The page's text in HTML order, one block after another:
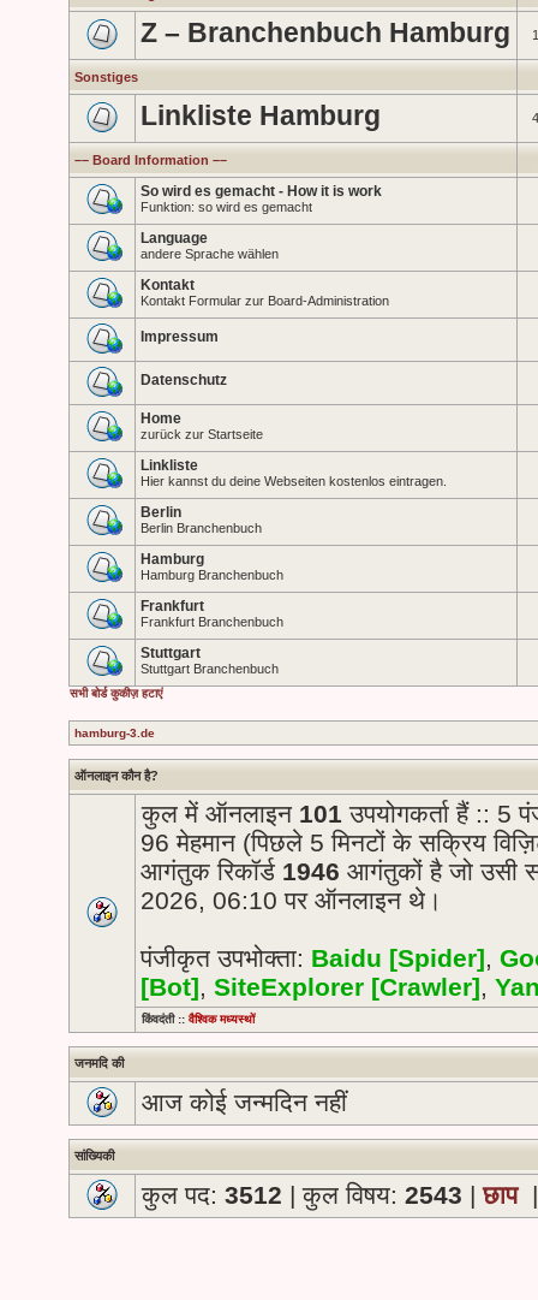
Z – Branchenbuch Hamburg
Sonstiges
Linkliste Hamburg
–– Board Information ––
So wird es gemacht - How it is work
Funktion: so wird es gemacht
Language
andere Sprache wählen
Kontakt
Kontakt Formular zur Board-Administration
Impressum
Datenschutz
Home
zurück zur Startseite
Linkliste
Hier kannst du deine Webseiten kostenlos eintragen.
Berlin
Berlin Branchenbuch
Hamburg
Hamburg Branchenbuch
Frankfurt
Frankfurt Branchenbuch
Stuttgart
Stuttgart Branchenbuch
सभी बोर्ड कुकीज़ हटाएं
hamburg-3.de
ऑनलाइन कौन है?
कुल में ऑनलाइन 101 उपयोगकर्ता हैं ::
96 मेहमान (पिछले 5 मिनटों के सक्रिय
आगंतुक रिकॉर्ड 1946 आगंतुकों है जो उसी
2026, 06:10 पर ऑनलाइन थे।
पंजीकृत उपभोक्ता: Baidu [Spider],
[Bot], SiteExplorer [Crawler],
किंवदंती :: वैश्विक मध्यस्थों
जनमदि की
आज कोई जन्मदिन नहीं
सांख्यिकी
कुल पद: 3512 | कुल विषय: 2543 |छाप